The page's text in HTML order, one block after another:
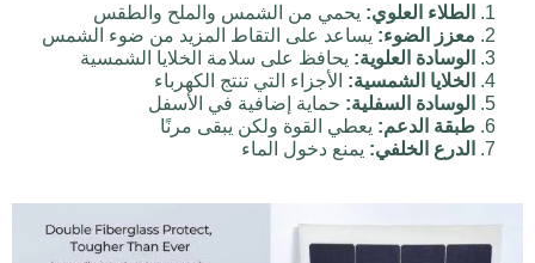
الطلاء العلوي: يحمي من الشمس والملح والطقس
معزز الضوء: يساعد على التقاط المزيد من ضوء الشمس
الوسادة العلوية: يحافظ على سلامة الخلايا الشمسية
الخلايا الشمسية: الأجزاء التي تنتج الكهرباء
الوسادة السفلية: حماية إضافية في الأسفل
طبقة الدعم: يعطي القوة ولكن يبقى مرنًا
الدرع الخلفي: يمنع دخول الماء